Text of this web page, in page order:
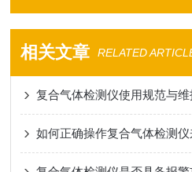
相关文章 RELATED
复合气体检测仪使用规范与